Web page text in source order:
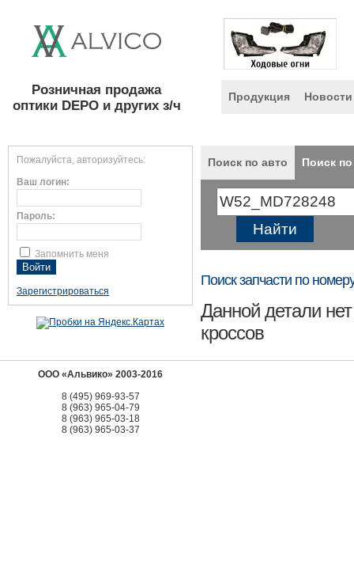
Розничная продажа
оптики DEPO и других з/ч
Продукция Новости
Пожалуйста, авторизуйтесь:
Ваш логин:
Пароль:
Запомнить меня
Зарегистрироваться
Поиск по авто Поиск
Поиск запчасти по
Данной детали
кроссов
ООО «Альвико» 2003-2016
8 (495) 969-93-57
8 (963) 965-04-79
8 (963) 965-03-18
8 (963) 965-03-37